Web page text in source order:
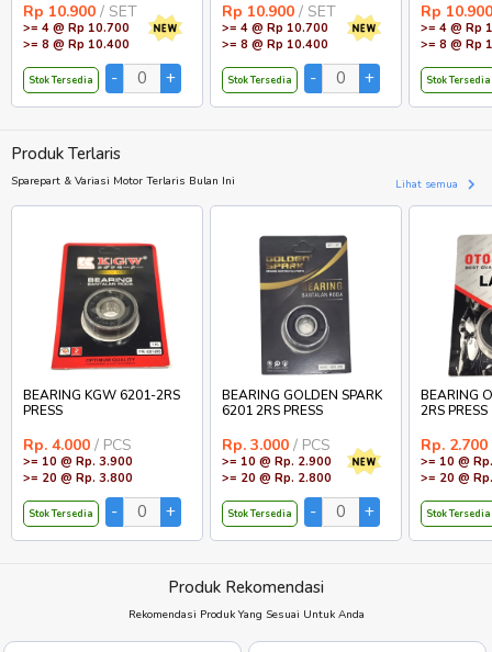
Rp 10.900 / SET
>= 4 @ Rp 10.700
>= 8 @ Rp 10.400
Stok Tersedia
Rp 10.900 / SET
>= 4 @ Rp 10.700
>= 8 @ Rp 10.400
Stok Tersedia
Rp 10.900
>= 4 @ Rp
>= 8 @ Rp
Stok Tersedia
Produk Terlaris
Sparepart & Variasi Motor Terlaris Bulan Ini Lihat semua
BEARING KGW 6201-2RS
PRESS
Rp. 4.000 / PCS
>= 10 @ Rp. 3.900
>= 20 @ Rp. 3.800
Stok Tersedia
BEARING GOLDEN SPARK
6201 2RS PRESS
Rp. 3.000 / PCS
>= 10 @ Rp. 2.900
>= 20 @ Rp. 2.800
Stok Tersedia
BEARING
2RS PRESS
Rp. 2.700
>= 10 @
>= 20 @
Stok Tersedia
Produk Rekomendasi
Rekomendasi Produk Yang Sesuai Untuk Anda